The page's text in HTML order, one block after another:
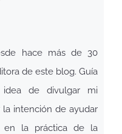
hace más de 30
de este blog. Guía
de divulgar mi
intención de ayudar
la práctica de la